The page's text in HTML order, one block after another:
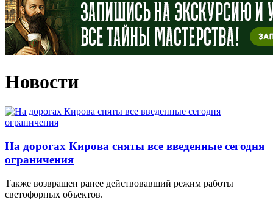
Новости
На дорогах Кирова сняты все введенные сегодня
ограничения
Также возвращен ранее действовавший режим работы
светофорных объектов.